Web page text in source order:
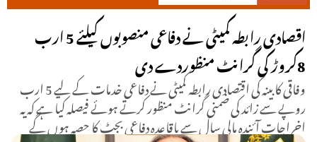
اقصادی رابطہ کمیٹی نے دفاعی منصوبوں کیلئے 5 ارب
8کروڑ کی گرانٹ منظوردے دی
وفاقی کابینہ کی اقتصادی رابطہ کمیٹی نے دفاعی خدمات کے لیے 5 ارب
روپے سے زائد کی ضمنی گرانٹ منظور کرتے ہوئے فیصلہ کیا ہے کہ یہ
اخراجات آئندہ مالی سال سے باقاعدہ دفاعی بجٹ کا حصہ ہوں گے